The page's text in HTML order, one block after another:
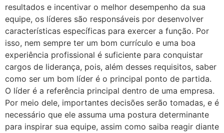
resultados e incentivar o melhor desempenho da sua
equipe, os líderes são responsáveis por desenvolver
características específicas para exercer a função. Por
isso, nem sempre ter um bom currículo e uma boa
experiência profissional é suficiente para conquistar
cargos de liderança, pois, além desses requisitos, saber
como ser um bom líder é o principal ponto de partida.
O líder é a referência principal dentro de uma empresa.
Por meio dele, importantes decisões serão tomadas, e é
necessário que ele assuma uma postura determinante
para inspirar sua equipe, assim como saiba reagir diante